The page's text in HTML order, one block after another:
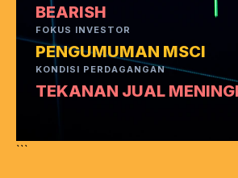
BEARISH
FOKUS INVESTOR
PENGUMUMAN MSCI
KONDISI PERDAGANGAN
TEKANAN JUAL
```